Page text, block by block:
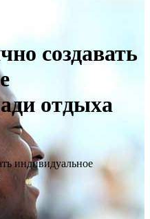
создавать
отдыха
индивидуальное